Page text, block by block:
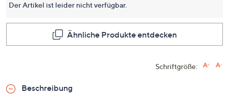
auf
Seite.
Der Artikel ist leider nicht verfügbar.
Ähnliche Produkte entdecken
Schriftgröße:
Beschreibung